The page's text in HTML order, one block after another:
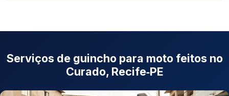
Serviços de guincho para moto feitos no
Curado, Recife‑PE